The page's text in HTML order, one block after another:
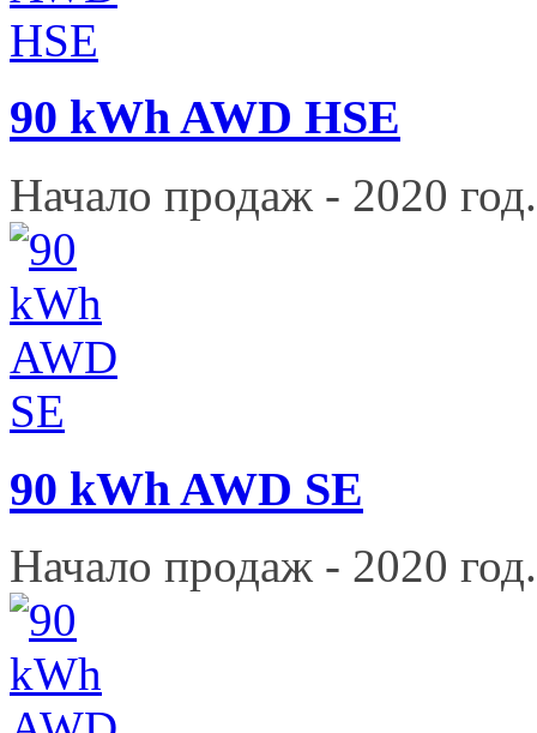
90 kWh AWD HSE
Начало продаж - 2020
90 kWh AWD SE
Начало продаж - 2020